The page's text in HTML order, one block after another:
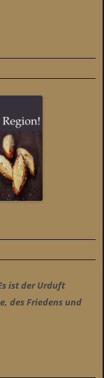
ist der Urduft
des Friedens und